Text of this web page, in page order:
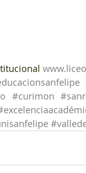
#curimon